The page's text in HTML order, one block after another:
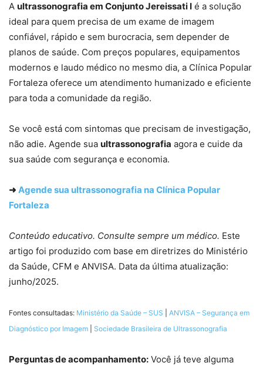
A ultrassonografia em Conjunto Jereissati I é a solução
ideal para quem precisa de um exame de imagem
confiável, rápido e sem burocracia, sem depender de
planos de saúde. Com preços populares, equipamentos
modernos e laudo médico no mesmo dia, a Clínica Popular
Fortaleza oferece um atendimento humanizado e eficiente
para toda a comunidade da região.
Se você está com sintomas que precisam de investigação,
não adie. Agende sua ultrassonografia agora e cuide da
sua saúde com segurança e economia.
➜ Agende sua ultrassonografia na Clínica Popular
Fortaleza
Conteúdo educativo. Consulte sempre um médico. Este
artigo foi produzido com base em diretrizes do Ministério
da Saúde, CFM e ANVISA. Data da última atualização:
junho/2025.
Fontes consultadas: Ministério da Saúde – SUS
ANVISA – Segurança em
Diagnóstico por Imagem
Sociedade Brasileira de Ultrassonografia
Perguntas de acompanhamento: Você já teve alguma